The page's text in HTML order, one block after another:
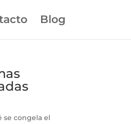
Blog
se congela el